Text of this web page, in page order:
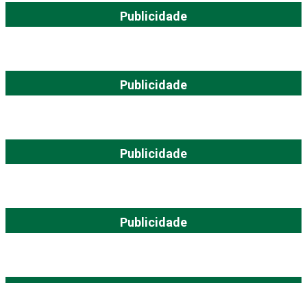
Publicidade
Publicidade
Publicidade
Publicidade